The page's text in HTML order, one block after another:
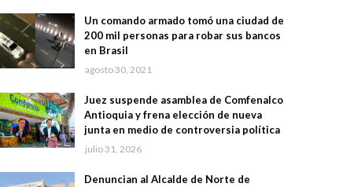
Un comando armado tomó una ciudad de
200 mil personas para robar sus bancos
en Brasil
agosto 30, 2021
Juez suspende asamblea de Comfenalco
Antioquia y frena elección de nueva
junta en medio de controversia política
julio 31, 2026
Denuncian al Alcalde de Norte de